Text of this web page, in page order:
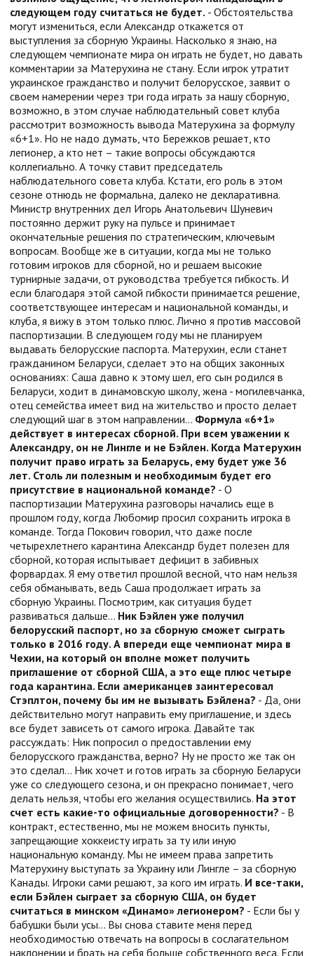
следующем году считаться не будет. - Обстоятельства
могут измениться, если Александр откажется от
выступления за сборную Украины. Насколько я знаю, на
следующем чемпионате мира он играть не будет, но давать
комментарии за Матерухина не стану. Если игрок утратит
украинское гражданство и получит белорусское, заявит о
своем намерении через три года играть за нашу сборную,
возможно, в этом случае наблюдательный совет клуба
рассмотрит возможность вывода Матерухина за формулу
«6+1». Но не надо думать, что Бережков решает, кто
легионер, а кто нет – такие вопросы обсуждаются
коллегиально. А точку ставит председатель
наблюдательного совета клуба. Кстати, его роль в этом
сезоне отнюдь не формальна, далеко не декларативна.
Министр внутренних дел Игорь Анатольевич Шуневич
постоянно держит руку на пульсе и принимает
окончательные решения по стратегическим, ключевым
вопросам. Вообще же в ситуации, когда мы не только
готовим игроков для сборной, но и решаем высокие
турнирные задачи, от руководства требуется гибкость. И
если благодаря этой самой гибкости принимается решение,
соответствующее интересам и национальной команды, и
клуба, я вижу в этом только плюс. Лично я против массовой
паспортизации. В следующем году мы не планируем
выдавать белорусские паспорта. Матерухин, если станет
гражданином Беларуси, сделает это на общих законных
основаниях: Саша давно к этому шел, его сын родился в
Беларуси, ходит в динамовскую школу, жена - могилевчанка,
отец семейства имеет вид на жительство и просто делает
следующий шаг в этом направлении… Формула «6+1»
действует в интересах сборной. При всем уважении к
Александру, он не Лингле и не Бэйлен. Когда Матерухин
получит право играть за Беларусь, ему будет уже 36
лет. Столь ли полезным и необходимым будет его
присутствие в национальной команде? - О
паспортизации Матерухина разговоры начались еще в
прошлом году, когда Любомир просил сохранить игрока в
команде. Тогда Покович говорил, что даже после
четырехлетнего карантина Александр будет полезен для
сборной, которая испытывает дефицит в забивных
форвардах. Я ему ответил прошлой весной, что нам нельзя
себя обманывать, ведь Саша продолжает играть за
сборную Украины. Посмотрим, как ситуация будет
развиваться дальше… Ник Бэйлен уже получил
белорусский паспорт, но за сборную сможет сыграть
только в 2016 году. А впереди еще чемпионат мира в
Чехии, на который он вполне может получить
приглашение от сборной США, а это еще плюс четыре
года карантина. Если американцев заинтересовал
Стэплтон, почему бы им не вызывать Бэйлена? - Да, они
действительно могут направить ему приглашение, и здесь
все будет зависеть от самого игрока. Давайте так
рассуждать: Ник попросил о предоставлении ему
белорусского гражданства, верно? Ну не просто же так он
это сделал… Ник хочет и готов играть за сборную Беларуси
уже со следующего сезона, и он прекрасно понимает, чего
делать нельзя, чтобы его желания осуществились. На этот
счет есть какие-то официальные договоренности? - В
контракт, естественно, мы не можем вносить пункты,
запрещающие хоккеисту играть за ту или иную
национальную команду. Мы не имеем права запретить
Матерухину выступать за Украину или Лингле – за сборную
Канады. Игроки сами решают, за кого им играть. И все-таки,
если Бэйлен сыграет за сборную США, он будет
считаться в минском «Динамо» легионером? - Если бы у
бабушки были усы… Вы снова ставите меня перед
необходимостью отвечать на вопросы в сослагательном
наклонении и брать на себя больше собственного веса. Если